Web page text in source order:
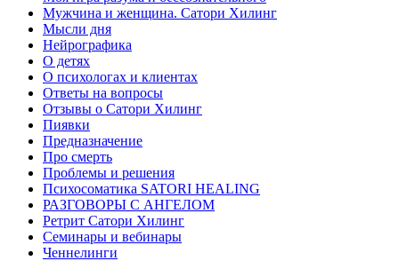
Мужчина и женщина. Сатори Хилинг
Мысли дня
Нейрографика
О детях
О психологах и клиентах
Ответы на вопросы
Отзывы о Сатори Хилинг
Пиявки
Предназначение
Про смерть
Проблемы и решения
Психосоматика SATORI HEALING
РАЗГОВОРЫ С АНГЕЛОМ
Ретрит Сатори Хилинг
Семинары и вебинары
Ченнелинги